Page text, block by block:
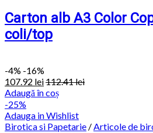
Carton alb A3 Color
coli/top
-4% -16%
107.92 lei112.41lei
Adaugă în coș
-25%
Adauga in Wishlist
Birotica si Papetarie /Articole de